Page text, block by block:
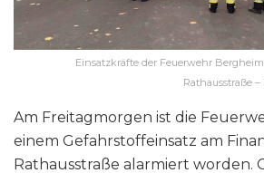
Einsatzkräfte der Feuerwehr
Rathausstraße
Am Freitagmorgen ist die
einem Gefahrstoffeinsatz am
Rathausstraße alarmiert worden.